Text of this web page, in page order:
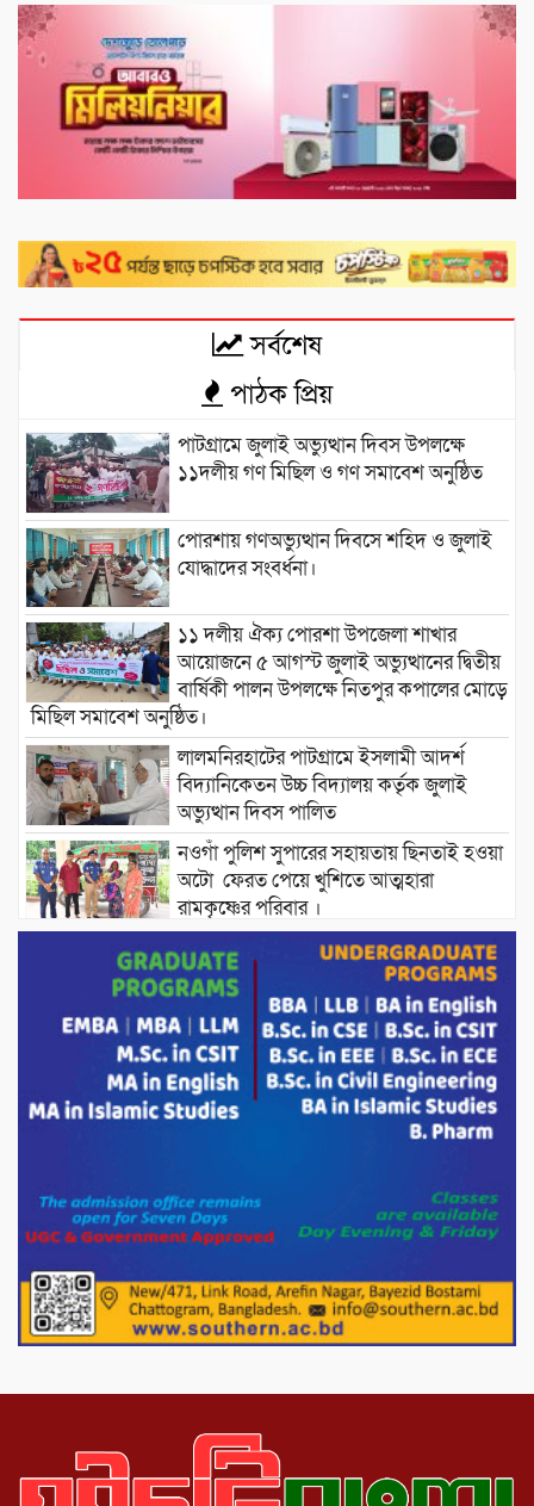
সর্বশেষ
পাঠক প্রিয়
পাটগ্রামে জুলাই অভ্যুত্থান দিবস উপলক্ষে
১১দলীয় গণ মিছিল ও গণ সমাবেশ অনুষ্ঠিত
পোরশায় গণঅভ্যুত্থান দিবসে শহিদ ও জুলাই
যোদ্ধাদের সংবর্ধনা।
১১ দলীয় ঐক্য পোরশা উপজেলা শাখার
আয়োজনে ৫ আগস্ট জুলাই অভ্যুত্থানের দ্বিতীয়
বার্ষিকী পালন উপলক্ষে নিতপুর কপালের মোড়ে
মিছিল সমাবেশ অনুষ্ঠিত।
লালমনিরহাটের পাটগ্রামে ইসলামী আদর্শ
বিদ্যানিকেতন উচ্চ বিদ্যালয় কর্তৃক জুলাই
অভ্যুত্থান দিবস পালিত
নওগাঁ পুলিশ সুপারের সহায়তায় ছিনতাই হওয়া
অটো ফেরত পেয়ে খুশিতে আত্মহারা
রামকৃষ্ণের পরিবার ।
বিদ্যুৎ ও জ্বালানির অতিরিক্ত বিল আসলে যা
করতে বললেন প্রধানমন্ত্রীর তথ্য উপদেষ্টা।
চট্টগ্রামের বন্যাকবলিত স্থানে সফরে যাচ্ছেন
প্রধানমন্ত্রী ।
শতাধিক মানুষের মাঝে গোল্ডেন ডায়াগনস্টিক
পাটগ্রামে শালিসী বৈঠককে কেন্দ্র করে বিএনপি
আত্মহত্যার অভিযোগ
নওগাঁর পোরশায় মাননীয় প্রধানমন্ত্রীর দেওয়া